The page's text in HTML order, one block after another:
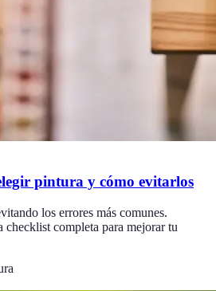
pintura y cómo evitarlos
los errores más comunes.
checklist completa para mejorar tu